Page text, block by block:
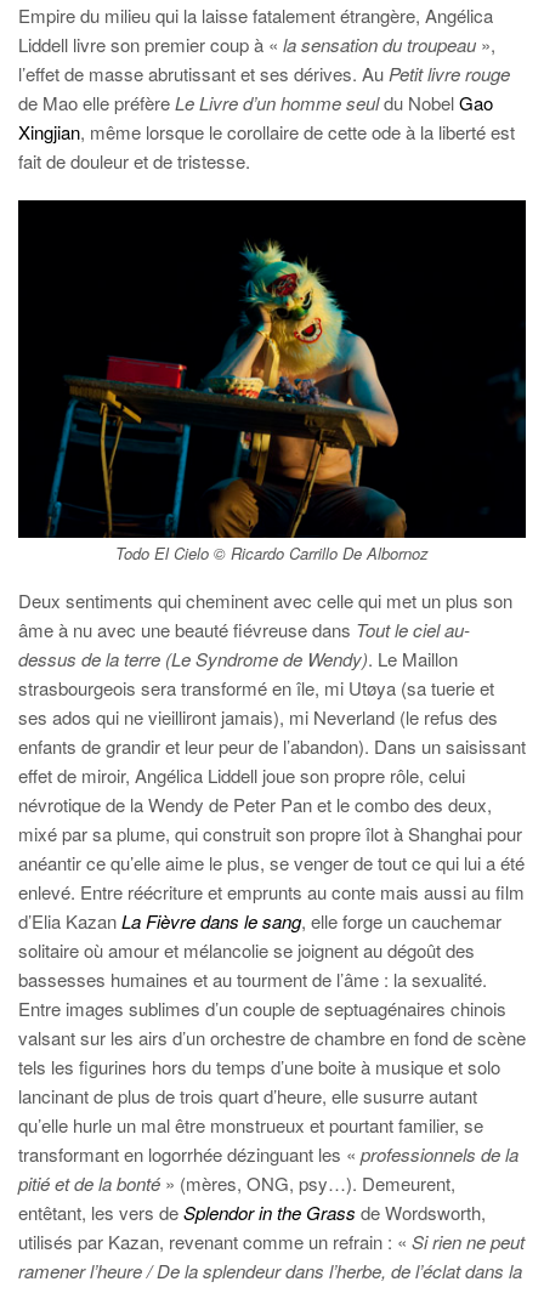
Empire du milieu qui la laisse fatalement étrangère, Angélica
Liddell livre son premier coup à « la sensation du troupeau »,
l’effet de masse abrutissant et ses dérives. Au Petit livre rouge
de Mao elle préfèreLe Livre d’un homme seuldu NobelGao
Xingjian, même lorsque le corollaire de cette ode à la liberté est
fait de douleur et de tristesse.
Todo El Cielo © Ricardo Carrillo De Albornoz
Deux sentiments qui cheminent avec celle qui met un plus son
âme à nu avec une beauté fiévreuse dans Tout le ciel au-
dessus de la terre (Le Syndrome de Wendy). Le Maillon
strasbourgeois sera transformé en île, mi Utøya (sa tuerie et
ses ados qui ne vieilliront jamais), mi Neverland (le refus des
enfants de grandir et leur peur de l’abandon). Dans un saisissant
effet de miroir, Angélica Liddell joue son propre rôle, celui
névrotique de la Wendy de Peter Pan et le combo des deux,
mixé par sa plume, qui construit son propre îlot à Shanghai pour
anéantir ce qu’elle aime le plus, se venger de tout ce qui lui a été
enlevé. Entre réécriture et emprunts au conte mais aussi au film
d’Elia KazanLa Fièvre dans le sang, elle forge un cauchemar
solitaire où amour et mélancolie se joignent au dégoût des
bassesses humaines et au tourment de l’âme : la sexualité.
Entre images sublimes d’un couple de septuagénaires chinois
valsant sur les airs d’un orchestre de chambre en fond de scène
tels les figurines hors du temps d’une boite à musique et solo
lancinant de plus de trois quart d’heure, elle susurre autant
qu’elle hurle un mal être monstrueux et pourtant familier, se
transformant en logorrhée dézinguant les « professionnels de la
pitié et de la bonté » (mères, ONG, psy…). Demeurent,
entêtant, les vers deSplendor in the Grass de Wordsworth,
utilisés par Kazan, revenant comme un refrain : « Si rien ne peut
ramener l’heure / De la splendeur dans l’herbe, de l’éclat dans la